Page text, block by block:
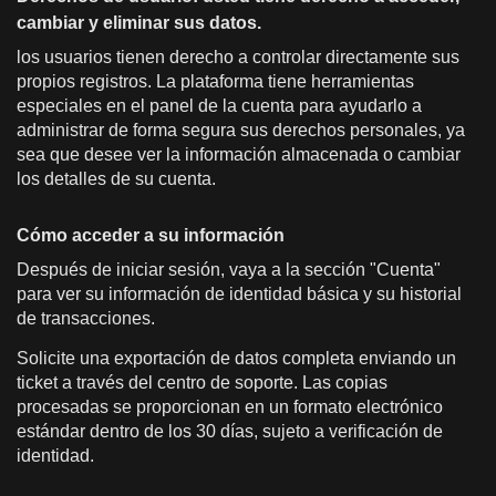
cambiar y eliminar sus datos.
los usuarios tienen derecho a controlar directamente sus
propios registros. La plataforma tiene herramientas
especiales en el panel de la cuenta para ayudarlo a
administrar de forma segura sus derechos personales, ya
sea que desee ver la información almacenada o cambiar
los detalles de su cuenta.
Cómo acceder a su información
Después de iniciar sesión, vaya a la sección "Cuenta"
para ver su información de identidad básica y su historial
de transacciones.
Solicite una exportación de datos completa enviando un
ticket a través del centro de soporte. Las copias
procesadas se proporcionan en un formato electrónico
estándar dentro de los 30 días, sujeto a verificación de
identidad.